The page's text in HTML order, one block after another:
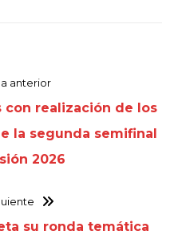
anterior
con realización de los
la segunda semifinal
2026
su ronda temática